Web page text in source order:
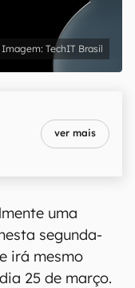
TechIT Brasil
ver mais
uma
segunda-
irá mesmo
25 de março.